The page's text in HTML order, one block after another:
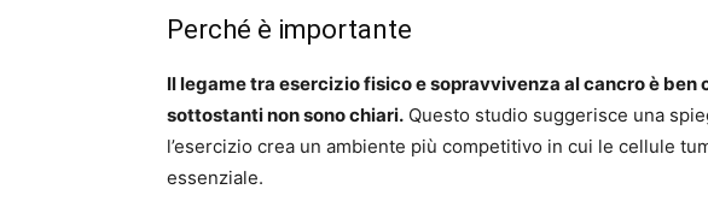
Perché è importante
Il legame tra esercizio fisico e sopravvivenza al cancro è ben
sottostanti non sono chiari. Questo studio suggerisce una
l’esercizio crea un ambiente più competitivo in cui le cellule
essenziale.